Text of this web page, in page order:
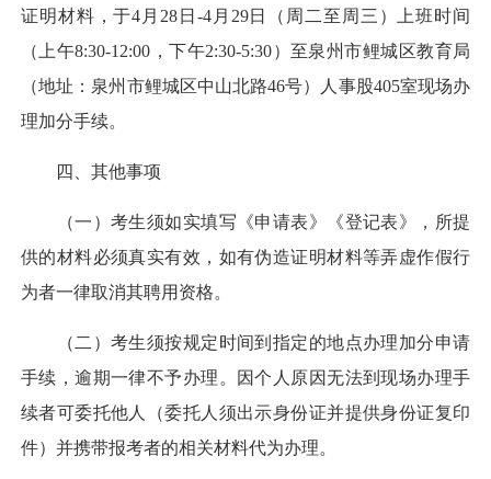
证明材料，于4月28日-4月29日（周二至周三）上班时间
（上午8:30-12:00，下午2:30-5:30）至泉州市鲤城区教育局
（地址：泉州市鲤城区中山北路46号）人事股405室现场办
理加分手续。
四、其他事项
（一）考生须如实填写《申请表》《登记表》，所提
供的材料必须真实有效，如有伪造证明材料等弄虚作假行
为者一律取消其聘用资格。
（二）考生须按规定时间到指定的地点办理加分申请
手续，逾期一律不予办理。因个人原因无法到现场办理手
续者可委托他人（委托人须出示身份证并提供身份证复印
件）并携带报考者的相关材料代为办理。